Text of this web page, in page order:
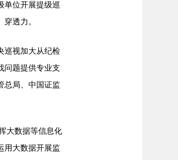
单位开展提级巡
透力。
视加大从纪检
问题提供专业支
总局、中国证监
大数据等信息化
用大数据开展监